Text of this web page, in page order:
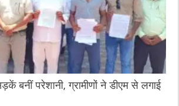
बनीं परेशानी, ग्रामीणों ने डीएम से लगाई